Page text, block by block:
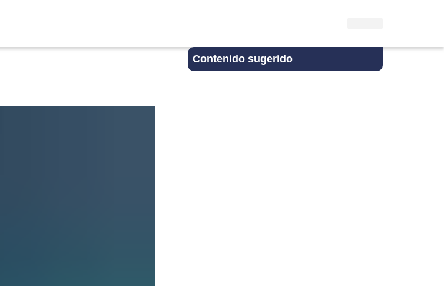
Contenido sugerido